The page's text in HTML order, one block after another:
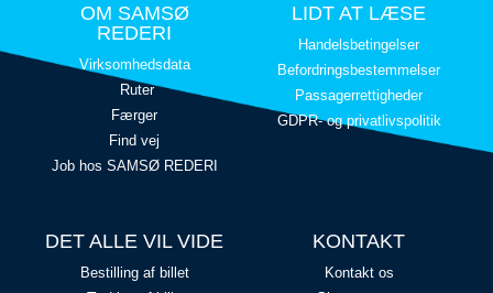
OM SAMSØ
REDERI
Virksomhedsdata
Ruter
Færger
Find vej
Job hos SAMSØ REDERI
LIDT AT LÆSE
Handelsbetingelser
Befordringsbestemmelser
Passagerrettigheder
GDPR- og privatlivspolitik
DET ALLE VIL VIDE
Bestilling af billet
KONTAKT
Kontakt os